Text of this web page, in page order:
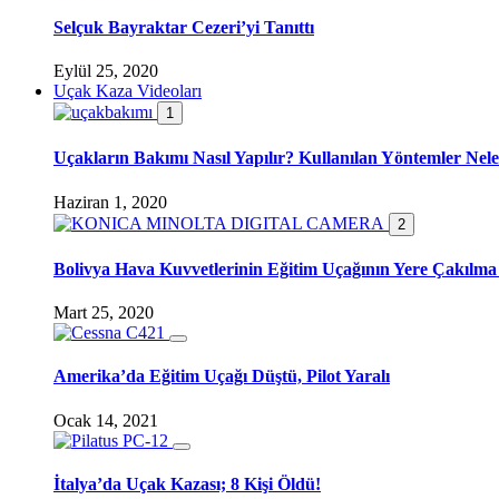
Selçuk Bayraktar Cezeri’yi Tanıttı
Eylül 25, 2020
Uçak Kaza Videoları
1
Uçakların Bakımı Nasıl Yapılır? Kullanılan Yöntemler
Haziran 1, 2020
2
Bolivya Hava Kuvvetlerinin Eğitim Uçağının Yere
Mart 25, 2020
Amerika’da Eğitim Uçağı Düştü, Pilot Yaralı
Ocak 14, 2021
İtalya’da Uçak Kazası; 8 Kişi Öldü!